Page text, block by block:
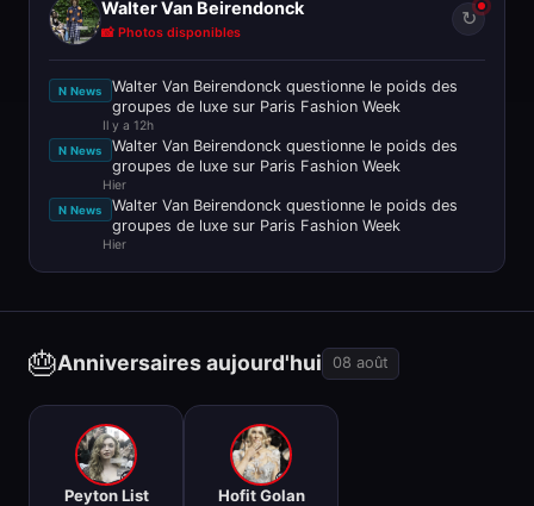
Walter Van Beirendonck
📸 Photos disponibles
↻
N News
Walter Van Beirendonck questionne le poids des
groupes de luxe sur Paris Fashion Week
Il y a 12h
N News
Walter Van Beirendonck questionne le poids des
groupes de luxe sur Paris Fashion Week
Hier
N News
Walter Van Beirendonck questionne le poids des
groupes de luxe sur Paris Fashion Week
Hier
🎂Anniversaires aujourd'hui 08 août
🎂
Peyton List
🎂
Hofit Golan